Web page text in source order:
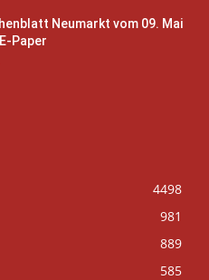
Neumarkt vom 09. Mai
Paper
4498
981
889
585